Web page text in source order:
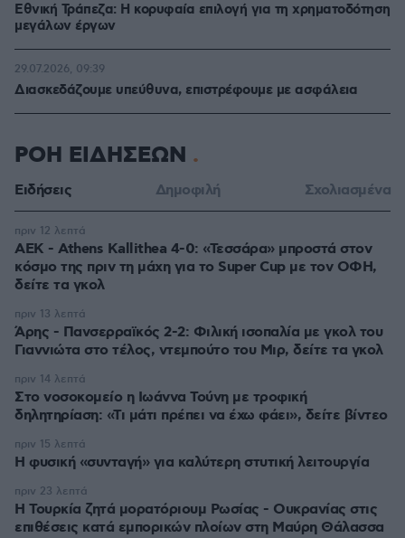
Εθνική Τράπεζα: Η κορυφαία επιλογή για τη χρηματοδότηση
μεγάλων έργων
Διασκεδάζουμε υπεύθυνα, επιστρέφουμε με ασφάλεια
29.07.2026, 09:39
ΡΟΗ ΕΙΔΗΣΕΩΝ
Ειδήσεις Δημοφιλή Σχολιασμένα
ΑΕΚ - Athens Kallithea 4-0: «Τεσσάρα» μπροστά στον
κόσμο της πριν τη μάχη για το Super Cup με τον ΟΦΗ,
δείτε τα γκολ
πριν 12 λεπτά
Άρης - Πανσερραϊκός 2-2: Φιλική ισοπαλία με γκολ του
Γιαννιώτα στο τέλος, ντεμπούτο του Μιρ, δείτε τα γκολ
πριν 13 λεπτά
Στο νοσοκομείο η Ιωάννα Τούνη με τροφική
δηλητηρίαση: «Τι μάτι πρέπει να έχω φάει», δείτε βίντεο
πριν 14 λεπτά
Η φυσική «συνταγή» για καλύτερη στυτική λειτουργία
πριν 15 λεπτά
Η Τουρκία ζητά μορατόριουμ Ρωσίας - Ουκρανίας στις
επιθέσεις κατά εμπορικών πλοίων στη Μαύρη Θάλασσα
πριν 23 λεπτά